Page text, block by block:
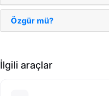
Özgür mü?
İlgili araçlar